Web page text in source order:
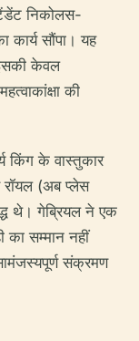
निकोलस-
कार्य सौंपा। यह
केवल
की
किंग के वास्तुकार
रॉयल (अब प्लेस
थे। गेब्रियल ने एक
का सम्मान नहीं
संक्रमण